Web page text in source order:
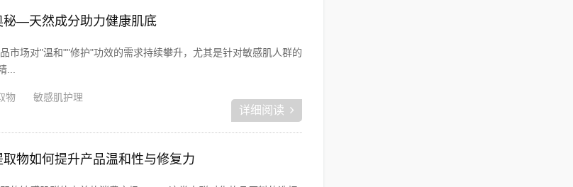
秘—天然成分助力健康肌底
市场对"温和""修护"功效的需求持续攀升，尤其是针对敏感肌人群的
物 敏感肌护理
详细阅读
物如何提升产品温和性与修复力